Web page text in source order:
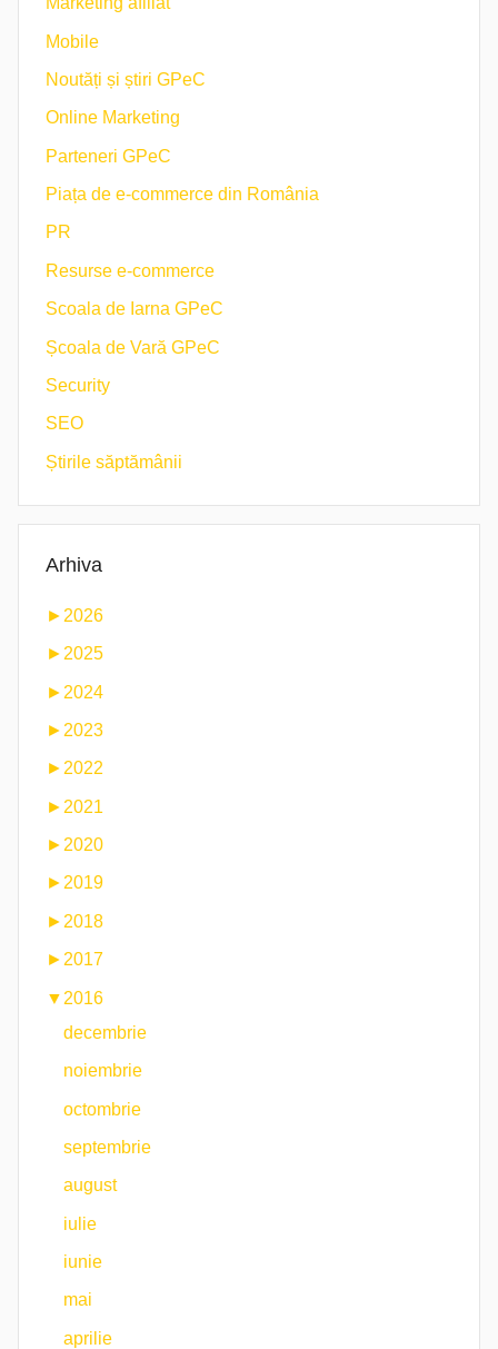
Mobile
Noutăți și știri GPeC
Online Marketing
Parteneri GPeC
Piața de e-commerce din România
PR
Resurse e-commerce
Scoala de Iarna GPeC
Școala de Vară GPeC
Security
SEO
Știrile săptămânii
Arhiva
► 2026
► 2025
► 2024
► 2023
► 2022
► 2021
► 2020
►2019
► 2018
► 2017
▼ 2016
decembrie
noiembrie
octombrie
septembrie
august
iulie
iunie
mai
aprilie